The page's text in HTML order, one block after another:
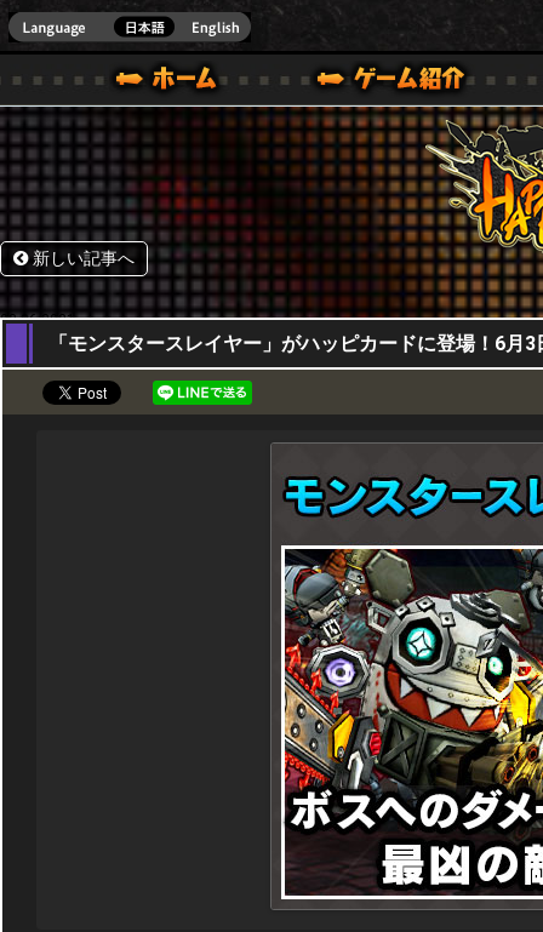
ONE VER.]
ガイド
ル｜HAPPY WARS(ハッピーウォーズ)公式サイト [ XBOX 360,XBOX ONE VER.]
サポート | HAPPY WARS(ハッピーウォーズ)公式サイ
新しい記事へ
03,06,2021
「モンスタースレイヤー」がハッピカードに登場！6月